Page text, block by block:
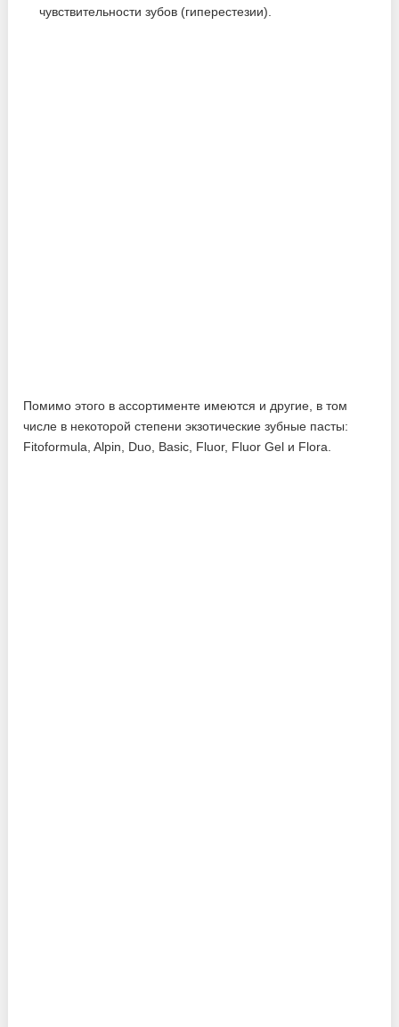
чувствительности зубов (гиперестезии).
Помимо этого в ассортименте имеются и другие, в том
числе в некоторой степени экзотические зубные пасты:
Fitoformula, Alpin, Duo, Basic, Fluor, Fluor Gel и Flora.